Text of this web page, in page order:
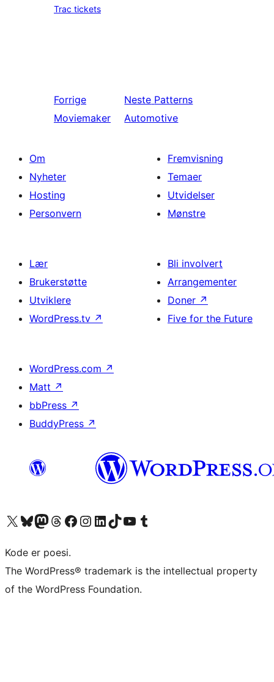
Trac tickets
Forrige
Moviemaker
Neste Patterns
Automotive
Om
Nyheter
Hosting
Personvern
Fremvisning
Temaer
Utvidelser
Mønstre
Lær
Brukerstøtte
Utviklere
WordPress.tv ↗
Bli involvert
Arrangementer
Doner ↗
Five for the Future
WordPress.com ↗
Matt ↗
bbPress ↗
BuddyPress ↗
Besøk vår konto på X Visit our Bluesky account
Besøk vår Mastodon-konto
Visit our Threads account
Besøk vår Facebook-sideBesøk vår Instagram-konto
Besøk vår LinkedIn-konto
Visit our TikTok account
Visit our YouTube channel
Visit our Tumblr account
Kode er poesi.
The WordPress® trademark is the intellectual property
of the WordPress Foundation.